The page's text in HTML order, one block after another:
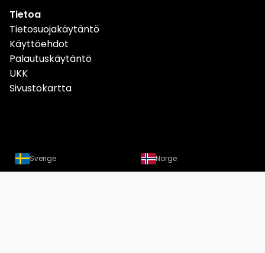
Tietoa
Tietosuojakäytäntö
Käyttöehdot
Palautuskäytäntö
UKK
Sivustokartta
Sverige Norge